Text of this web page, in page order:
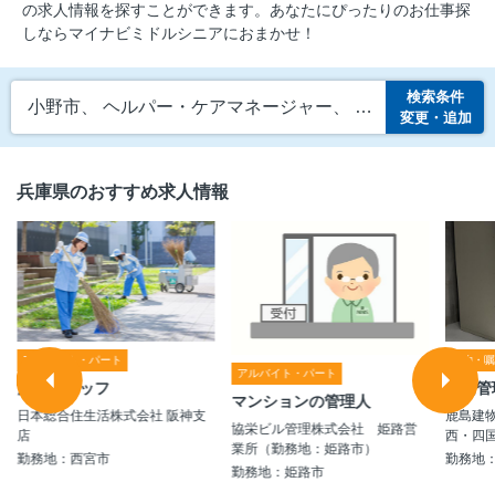
の求人情報を探すことができます。あなたにぴったりのお仕事探
しならマイナビミドルシニアにおまかせ！
小野市、 ヘルパー・ケアマネージャー、 派遣社員
検索条件
変更・追加
兵庫県のおすすめ求人情報
アルバイト・パート
清掃スタッフ
日本総合住生活株式会社 阪神支
店
勤務地：西宮市
アルバイト・パート
マンションの管理人
協栄ビル管理株式会社 姫路営
業所（勤務地：姫路市）
勤務地：姫路市
契約・
設備
鹿島建
西・四
勤務地